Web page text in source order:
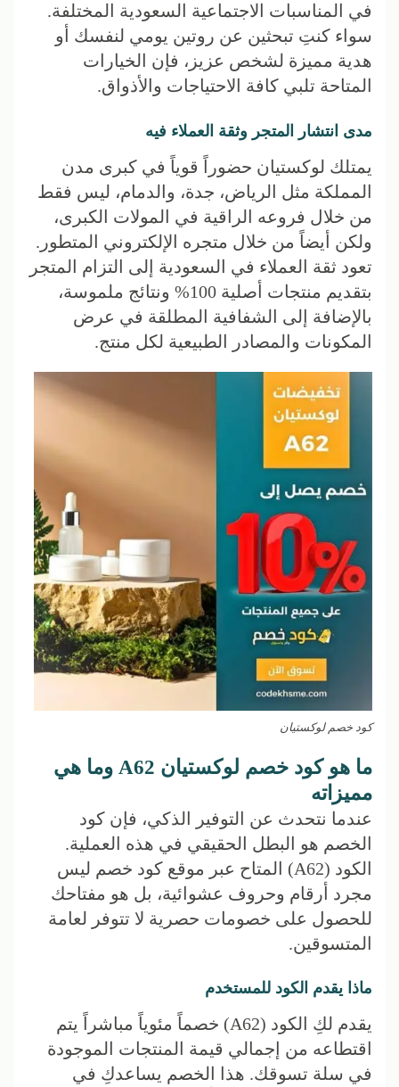
في المناسبات الاجتماعية السعودية المختلفة.
سواء كنتِ تبحثين عن روتين يومي لنفسك أو
هدية مميزة لشخص عزيز، فإن الخيارات
المتاحة تلبي كافة الاحتياجات والأذواق.
مدى انتشار المتجر وثقة العملاء فيه
يمتلك لوكستيان حضوراً قوياً في كبرى مدن
المملكة مثل الرياض، جدة، والدمام، ليس فقط
من خلال فروعه الراقية في المولات الكبرى،
ولكن أيضاً من خلال متجره الإلكتروني المتطور.
تعود ثقة العملاء في السعودية إلى التزام المتجر
بتقديم منتجات أصلية 100% ونتائج ملموسة،
بالإضافة إلى الشفافية المطلقة في عرض
المكونات والمصادر الطبيعية لكل منتج.
كود خصم لوكستيان
ما هو كود خصم لوكستيان A62 وما هي
مميزاته
عندما نتحدث عن التوفير الذكي، فإن كود
الخصم هو البطل الحقيقي في هذه العملية.
الكود (A62) المتاح عبر موقع كود خصم ليس
مجرد أرقام وحروف عشوائية، بل هو مفتاحك
للحصول على خصومات حصرية لا تتوفر لعامة
المتسوقين.
ماذا يقدم الكود للمستخدم
يقدم لكِ الكود (A62) خصماً مئوياً مباشراً يتم
اقتطاعه من إجمالي قيمة المنتجات الموجودة
في سلة تسوقك. هذا الخصم يساعدكِ في